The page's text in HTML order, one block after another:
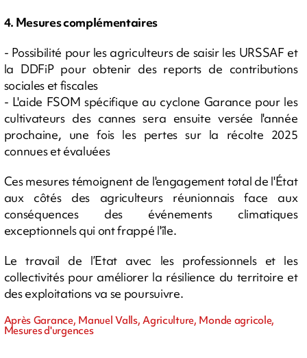
4. Mesures complémentaires
- Possibilité pour les agriculteurs de saisir les URSSAF et
la DDFiP pour obtenir des reports de contributions
sociales et fiscales
- L'aide FSOM spécifique au cyclone Garance pour les
cultivateurs des cannes sera ensuite versée l'année
prochaine, une fois les pertes sur la récolte 2025
connues et évaluées
Ces mesures témoignent de l'engagement total de l'État
aux côtés des agriculteurs réunionnais face aux
conséquences des événements climatiques
exceptionnels qui ont frappé l'île.
Le travail de l’Etat avec les professionnels et les
collectivités pour améliorer la résilience du territoire et
des exploitations va se poursuivre.
Après Garance, Manuel Valls, Agriculture, Monde agricole,
Mesures d'urgences